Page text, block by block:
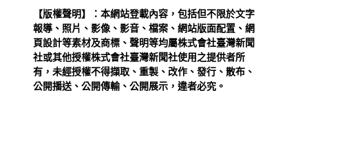
【版權聲明】：本網站登載內容，包括但不限於文字
報導、照片、影像、影音、檔案、網站版面配置、網
頁設計等素材及商標、聲明等均屬株式會社臺灣新聞
社或其他授權株式會社臺灣新聞社使用之提供者所
有，未經授權不得擷取、重製、改作、發行、散布、
公開播送、公開傳輸、公開展示，違者必究。